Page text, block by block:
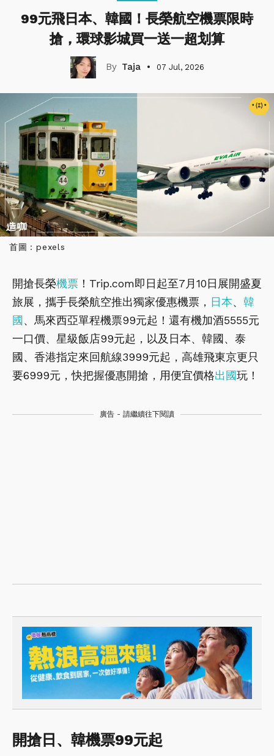
99元飛日本、韓國！長榮航空機票限時
搶，環球影城買一送一超划算
Taja 07 Jul, 2026
首圖：pexels
開搶長榮機票 ！Trip.com即日起至7月10日展開盛夏
旅展，攜手長榮航空推出獨家優惠機票， 日本、 韓
國 、馬來西亞單程機票99元起！還有機加酒5555元
一口價、星級飯店99元起，以及日本、韓國、泰
國、香港指定來回航線3999元起，高雄飛東京更只
要6999元，快把握優惠開搶，用便宜價格出國玩！
廣告 - 請繼續往下閱讀
開搶日、韓機票99元起